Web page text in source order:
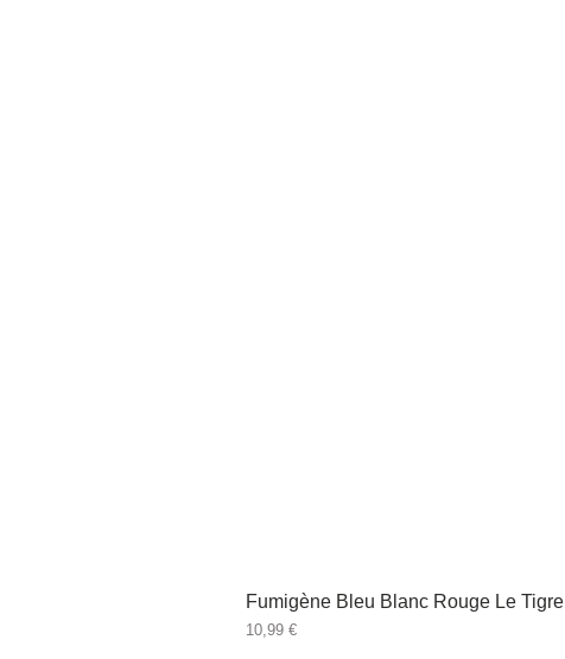
Fumigène Bleu Blanc Rouge Le Tigre
Prix
10,99 €